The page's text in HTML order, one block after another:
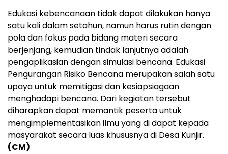
Edukasi kebencanaan tidak dapat dilakukan hanya
satu kali dalam setahun, namun harus rutin dengan
pola dan fokus pada bidang materi secara
berjenjang, kemudian tindak lanjutnya adalah
pengaplikasian dengan simulasi bencana. Edukasi
Pengurangan Risiko Bencana merupakan salah satu
upaya untuk memitigasi dan kesiapsiagaan
menghadapi bencana. Dari kegiatan tersebut
diharapkan dapat memantik peserta untuk
mengimplementasikan ilmu yang di dapat kepada
masyarakat secara luas khususnya di Desa Kunjir.
(CM)